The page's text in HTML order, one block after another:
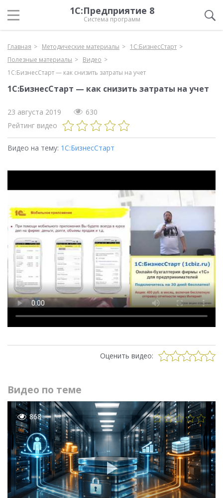
1С:Предприятие 8
Система программ
Главная Методические материалы
1С:БизнесСтарт
Полезные материалы
Видео
1С:БизнесСтарт — как снизить затраты на учет
1С:БизнесСтарт — как снизить затраты на учет
23 августа 2019
630
Рейтинг видео
Видео на тему: 1С:БизнесСтарт
Оценить видео:
Видео по теме
868